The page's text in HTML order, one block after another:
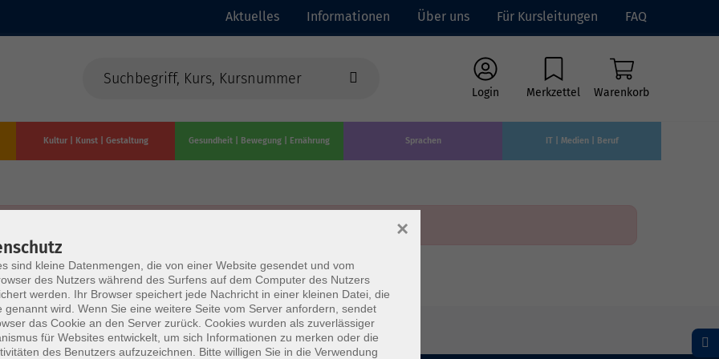
Aktuelles Informationen Über uns Für Kursleitungen FAQ
Login Merkzettel Warenkorb
Kultur | Kunst | Gestaltung Gesundheit | Bewegung | Ernährung Sprachen IT | Medien | Beruf
sind kleine Datenmengen, die von einer Website gesendet und vom
des Nutzers während des Surfens auf dem Computer des Nutzers
werden. Ihr Browser speichert jede Nachricht in einer kleinen Datei, die
genannt wird. Wenn Sie eine weitere Seite vom Server anfordern, sendet
das Cookie an den Server zurück. Cookies wurden als zuverlässiger
für Websites entwickelt, um sich Informationen zu merken oder die
des Benutzers aufzuzeichnen. Bitte willigen Sie in die Verwendung
×